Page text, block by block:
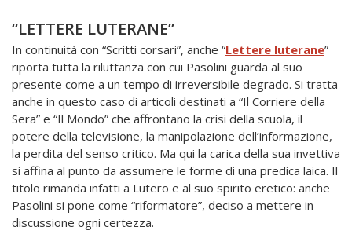
“LETTERE LUTERANE”
In continuità con “Scritti corsari”, anche “Lettere luterane”
riporta tutta la riluttanza con cui Pasolini guarda al suo
presente come a un tempo di irreversibile degrado. Si tratta
anche in questo caso di articoli destinati a “Il Corriere della
Sera” e “Il Mondo” che affrontano la crisi della scuola, il
potere della televisione, la manipolazione dell’informazione,
la perdita del senso critico. Ma qui la carica della sua invettiva
si affina al punto da assumere le forme di una predica laica. Il
titolo rimanda infatti a Lutero e al suo spirito eretico: anche
Pasolini si pone come “riformatore”, deciso a mettere in
discussione ogni certezza.